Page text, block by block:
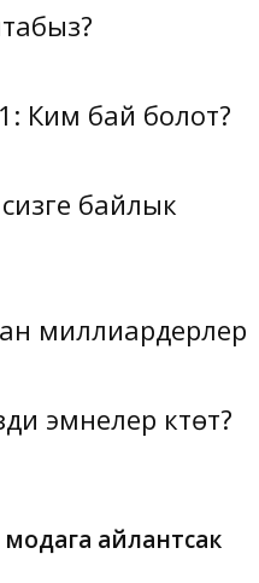
Ким бай болот?
сизге байлык
миллиардерлер
эмнелер күтөт?
модага айлантсак